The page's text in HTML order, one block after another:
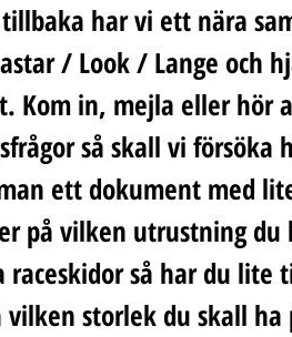
har vi ett nära
/ Look / Lange och
Kom in, mejla eller hör
så skall vi försöka
ett dokument med
på vilken utrustning
så har du lite
vilken storlek du skall